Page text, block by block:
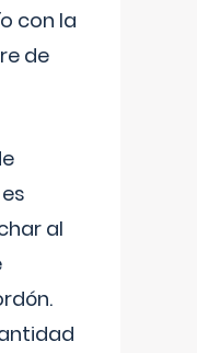
con la
de
al